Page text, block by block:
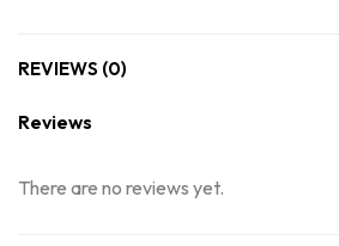
REVIEWS (0)
Reviews
There are no reviews yet.